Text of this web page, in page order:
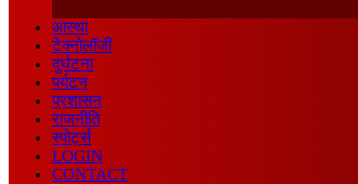
आस्था
टेक्नोलॉजी
दुर्घटना
पर्यटन
प्रशासन
राजनीति
स्पोर्ट्स
LOGIN
CONTACT